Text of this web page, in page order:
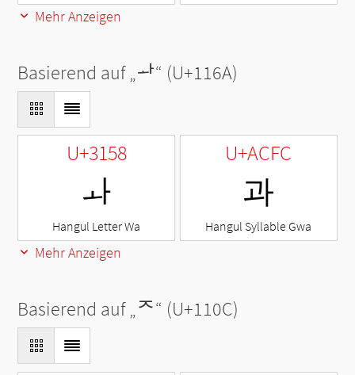
Mehr Anzeigen
Basierend auf „ᅪ“ (U+116A)
U+3158
ㅘ
Hangul Letter Wa
U+ACFC
과
Hangul Syllable Gwa
Mehr Anzeigen
Basierend auf „ᄌ“ (U+110C)